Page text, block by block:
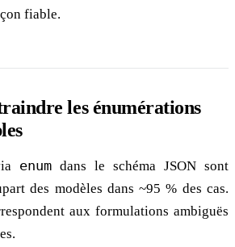
fiable.
les énumérations
enum dans le schéma JSON sont
des modèles dans ~95 % des cas.
aux formulations ambiguës